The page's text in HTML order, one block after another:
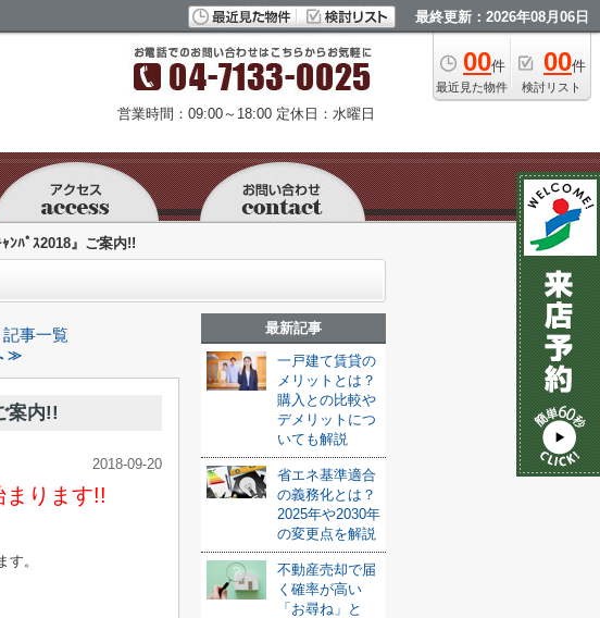
最終更新：2026年08月06日
00件
最近見た物件
00件
検討リスト
営業時間：09:00～18:00 定休日：水曜日
ﾝﾊﾟｽ2018』ご案内!!
記事一覧
≫
案内!!
2018-09-20
まります!!
。
最新記事
一戸建て賃貸の
メリットとは？
購入との比較や
デメリットにつ
いても解説
省エネ基準適合
の義務化とは？
2025年や2030年
の変更点を解説
不動産売却で届
く確率が高い
「お尋ね」と